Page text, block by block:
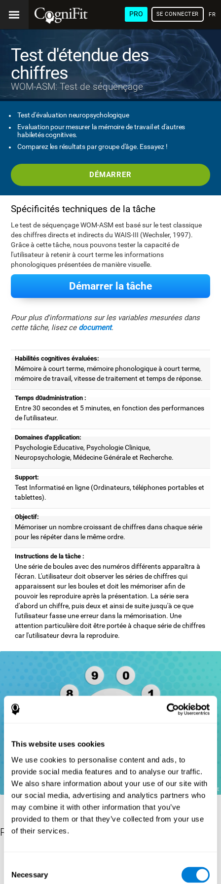
This website uses cookies
We use cookies to personalise content and ads, to
provide social media features and to analyse our traffic.
We also share information about your use of our site with
our social media, advertising and analytics partners who
may combine it with other information that you’ve
provided to them or that they’ve collected from your use
of their services.
Selection
Necessary
PRO SE CONNECTER
Test d'étendue des
chiffres
WOM-ASM: Test de séquençage
Test d'évaluation neuropsychologique
Evaluation pour mesurer la mémoire de travail et d'autres
habiletés cognitives.
Comparez les résultats par groupe d'âge. Essayez !
DÉMARRER
Spécificités techniques de la tâche
Le test de séquençage WOM-ASM est basé sur le test classique
des chiffres directs et indirects du WAIS-III (Wechsler, 1997).
Grâce à cette tâche, nous pouvons tester la capacité de
l'utilisateur à retenir à court terme les informations
phonologiques présentées de manière visuelle.
Démarrer la tâche
Pour plus d'informations sur les variables mesurées dans
cette tâche, lisez ce document.
Habilités cognitives évaluées:
Mémoire à court terme, mémoire phonologique à court terme,
mémoire de travail, vitesse de traitement et temps de réponse.
Temps d0administration :
Entre 30 secondes et 5 minutes, en fonction des performances
de l'utilisateur.
Domaines d'application:
Psychologie Educative, Psychologie Clinique,
Neuropsychologie, Médecine Générale et Recherche.
Support:
Test Informatisé en ligne (Ordinateurs, téléphones portables et
tablettes).
Objectif:
Mémoriser un nombre croissant de chiffres dans chaque série
pour les répéter dans le même ordre.
Instructions de la tâche :
Une série de boules avec des numéros différents apparaîtra à
l'écran. L'utilisateur doit observer les séries de chiffres qui
apparaissent sur les boules et doit les mémoriser afin de
pouvoir les reproduire après la présentation. La série sera
d'abord un chiffre, puis deux et ainsi de suite jusqu'à ce que
l'utilisateur fasse une erreur dans la mémorisation. Une
attention particulière doit être portée à chaque série de chiffres
car l'utilisateur devra la reproduire.
Références
TX: Psychological Corporation.